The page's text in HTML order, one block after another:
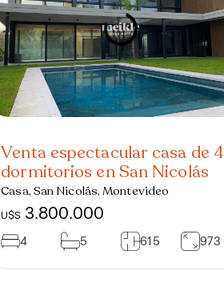
Venta espectacular casa de 4
dormitorios en San Nicolás
Casa, San Nicolás, Montevideo
U$S 3.800.000
4 5 615 973